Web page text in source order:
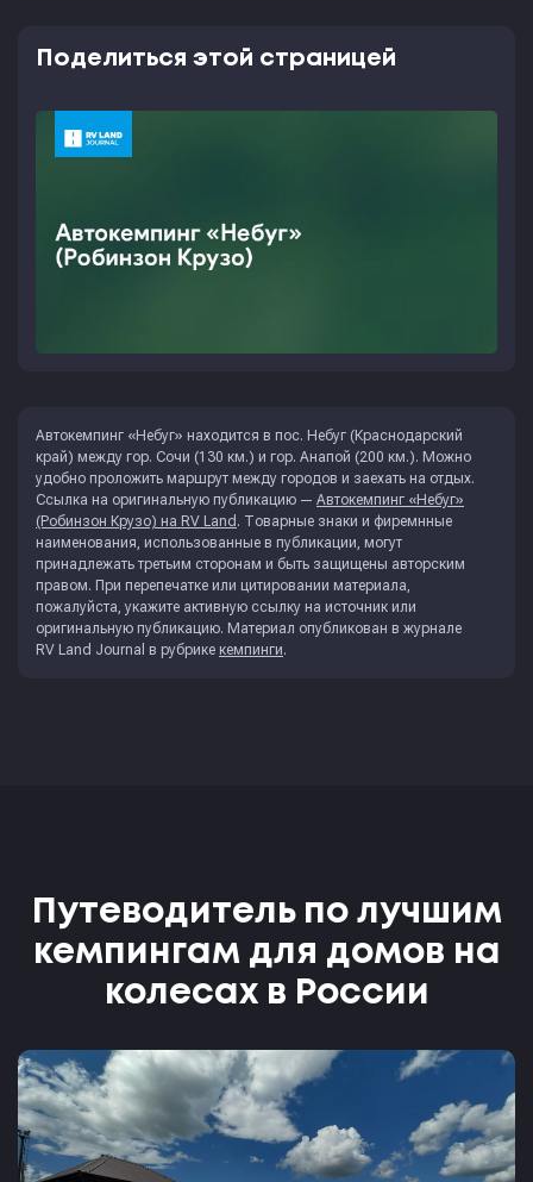
Поделиться этой страницей
Автокемпинг «Небуг» находится в пос. Небуг (Краснодарский
край) между гор. Сочи (130 км.) и гор. Анапой (200 км.). Можно
удобно проложить маршрут между городов и заехать на отдых.
Ссылка на оригинальную публикацию — Автокемпинг «Небуг»
(Робинзон Крузо) на RV Land . Товарные знаки и фиремнные
наименования, использованные в публикации, могут
принадлежать третьим сторонам и быть защищены авторским
правом. При перепечатке или цитировании материала,
пожалуйста, укажите активную ссылку на источник или
оригинальную публикацию. Материал опубликован в журнале
RV Land Journal в рубрике кемпинги.
Путеводитель по лучшим
кемпингам для домов на
колесах в России